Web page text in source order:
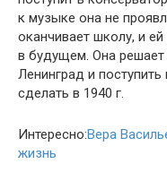
к музыке она не
оканчивает школу, и
в будущем. Она решает
Ленинград и поступить
сделать в 1940 г.
Интересно:Вера
жизнь